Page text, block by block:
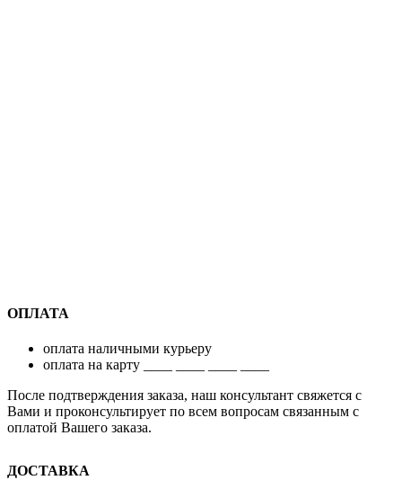
ОПЛАТА
оплата наличными курьеру
оплата на карту ____ ____ ____ ____
После подтверждения заказа, наш консультант свяжется с
Вами и проконсультирует по всем вопросам связанным с
оплатой Вашего заказа.
ДОСТАВКА